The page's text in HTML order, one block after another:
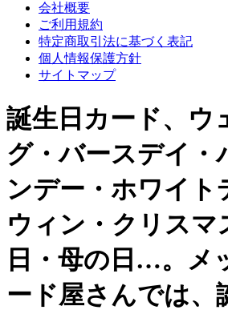
会社概要
ご利用規約
特定商取引法に基づく表記
個人情報保護方針
サイトマップ
誕生日カード、ウ
グ・バースデイ・
ンデー・ホワイト
ウィン・クリスマ
日・母の日…。メ
ード屋さんでは、